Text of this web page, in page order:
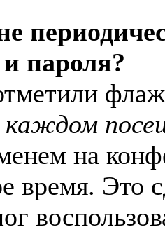
пароля?
каждом
на
время. Это